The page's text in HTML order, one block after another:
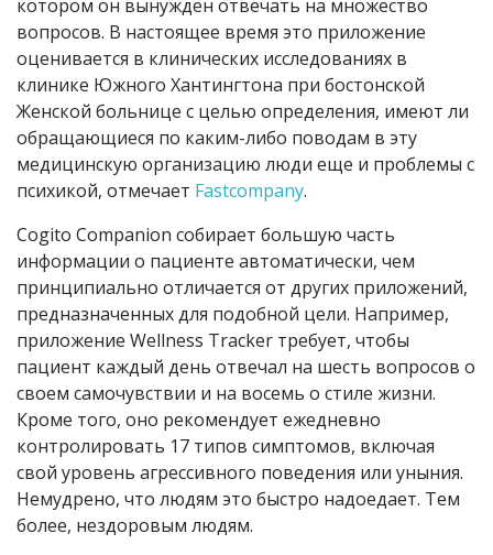
котором он вынужден отвечать на множество
вопросов. В настоящее время это приложение
оценивается в клинических исследованиях в
клинике Южного Хантингтона при бостонской
Женской больнице с целью определения, имеют ли
обращающиеся по каким-либо поводам в эту
медицинскую организацию люди еще и проблемы с
психикой, отмечает Fastcompany.
Cogito Companion собирает большую часть
информации о пациенте автоматически, чем
принципиально отличается от других приложений,
предназначенных для подобной цели. Например,
приложение Wellness Tracker требует, чтобы
пациент каждый день отвечал на шесть вопросов о
своем самочувствии и на восемь о стиле жизни.
Кроме того, оно рекомендует ежедневно
контролировать 17 типов симптомов, включая
свой уровень агрессивного поведения или уныния.
Немудрено, что людям это быстро надоедает. Тем
более, нездоровым людям.